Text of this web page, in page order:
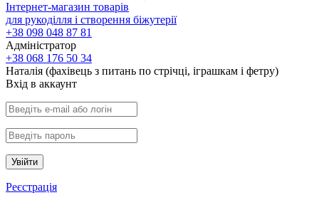
Інтернет-магазин товарів
для рукоділля і створення біжутерії
+38 098 048 87 81
Адміністратор
+38 068 176 50 34
Наталія (фахівець з питань по стрічці, іграшкам і фетру)
Вхiд в аккаунт
Увійти
Реєстрація